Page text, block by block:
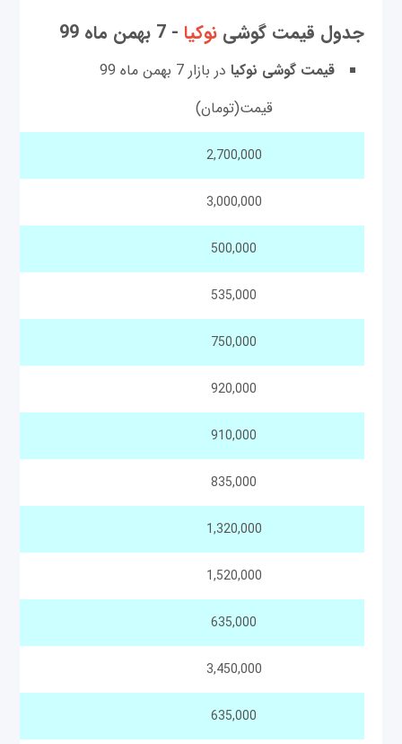
جدول قیمت گوشی‌نوکیا - 7 بهمن ماه 99
قیمت گوشی نوکیا در بازار 7 بهمن ماه 99
قیمت(تومان)
2,700,000
3,000,000
500,000
535,000
750,000
920,000
910,000
835,000
1,320,000
1,520,000
635,000
3,450,000
635,000